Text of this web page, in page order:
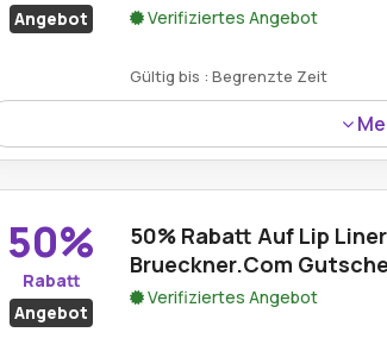
Angebot
Verifiziertes Angebot
Gültig bis : Begrenzte Zeit
Der Le Phyto Rouge Edition Limitee 16 Beige
Rabattangebot um 44% reduziert.
50%
Rabatt
Angebot
50% Rabatt Auf Lip
Brueckner.Com
Verifiziertes Angebot